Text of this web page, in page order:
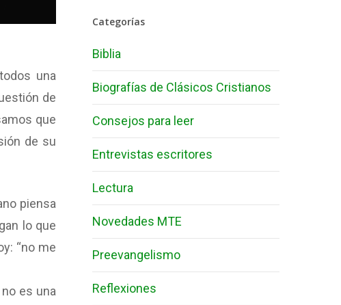
una
de
que
de su
piensa
lo que
“no me
es una
Categorías
Biblia
Biografías de Clásicos Cristianos
Consejos para leer
Entrevistas escritores
Lectura
Novedades MTE
Preevangelismo
Reflexiones